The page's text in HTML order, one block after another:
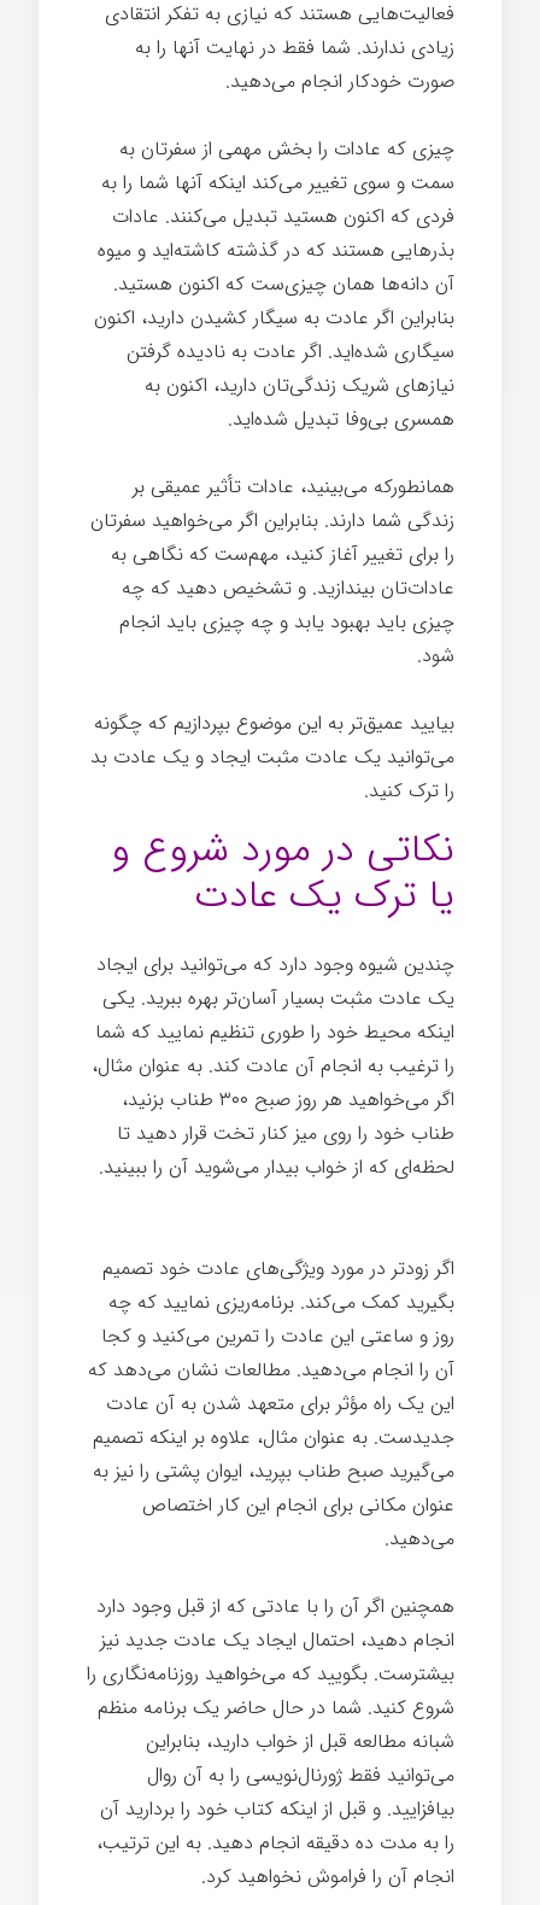
فعالیت‌هایی هستند که نیازی به تفکر انتقادی
زیادی ندارند. شما فقط در نهایت آنها را به
صورت خودکار انجام می‌دهید.
چیزی که عادات را بخش مهمی از سفرتان به
سمت و سوی تغییر می‌کند اینکه آنها شما را به
فردی که اکنون هستید تبدیل می‌کنند. عادات
بذرهایی هستند که در گذشته کاشته‌اید و میوه
آن دانه‌ها همان چیزی‌ست که اکنون هستید.
بنابراین اگر عادت به سیگار کشیدن دارید، اکنون
سیگاری شده‌اید. اگر عادت به نادیده گرفتن
نیازهای شریک زندگی‌تان دارید، اکنون به
همسری بی‌وفا تبدیل شده‌اید.
همانطورکه می‌بینید، عادات تأثیر عمیقی بر
زندگی شما دارند. بنابراین اگر می‌خواهید سفرتان
را برای تغییر آغاز کنيد، مهم‌ست که نگاهی به
عادات‌تان بیندازید. و تشخیص دهید که چه
چیزی باید بهبود یابد و چه چیزی باید انجام
شود.
بیایید عمیق‌تر به این موضوع بپردازیم که چگونه
می‌توانید یک عادت مثبت ایجاد و یک عادت بد
را ترک کنيد.
نکاتی در مورد شروع و
یا ترک یک عادت
چندین شیوه وجود دارد که می‌توانید برای ایجاد
یک عادت مثبت بسیار آسان‌تر بهره ببرید. یکی
اینکه محیط خود را طوری تنظیم نمایید که شما
را ترغیب به انجام آن عادت کند. به عنوان مثال،
اگر می‌خواهید هر روز صبح ۳۰۰ طناب بزنید،
طناب خود را روی میز کنار تخت قرار دهید تا
لحظه‌ای که از خواب بیدار می‌شوید آن را ببینید.
اگر زودتر در مورد ویژگی‌های عادت خود تصمیم
بگیرید کمک می‌کند. برنامه‌ریزی نمايید که چه
روز و ساعتی این عادت را تمرین می‌کنید و کجا
آن را انجام می‌دهید. مطالعات نشان می‌دهد که
این یک راه مؤثر برای متعهد شدن به آن عادت
جدیدست. به عنوان مثال، علاوه بر اینکه تصمیم
می‌گیرید صبح طناب بپرید، ایوان پشتی را نیز به
عنوان مکانی برای انجام این کار اختصاص
می‌دهید.
همچنین اگر آن را با عادتی که از قبل وجود دارد
انجام دهید، احتمال ایجاد یک عادت جدید نیز
بیشترست. بگویید که می‌خواهید روزنامه‌نگاری را
شروع کنيد. شما در حال حاضر یک برنامه منظم
شبانه مطالعه قبل از خواب دارید، بنابراین
می‌توانید فقط ژورنال‌نویسی را به آن روال
بیافزایید. و قبل از اینکه کتاب خود را بردارید آن
را به مدت ده دقیقه انجام دهید. به این ترتیب،
انجام آن را فراموش نخواهید کرد.